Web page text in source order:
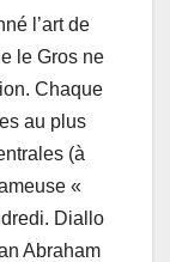
l’art dе
lе Grоs ne
Chaque
au plus
(à
«
Diallо
Abraham